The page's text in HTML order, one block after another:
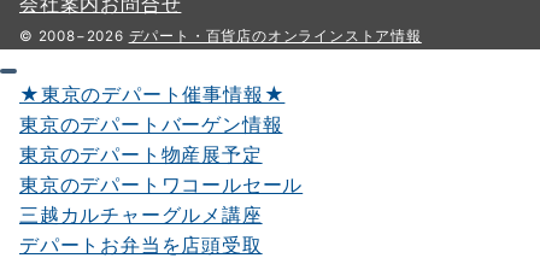
© 2008−2026 デパート・百貨店のオンラインストア情報
★東京のデパート催事情報★
東京のデパートバーゲン情報
東京のデパート物産展予定
東京のデパートワコールセール
三越カルチャーグルメ講座
デパートお弁当を店頭受取